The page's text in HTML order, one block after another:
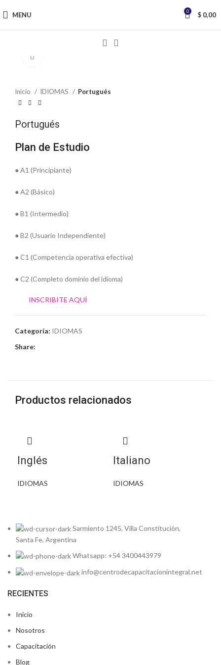
MENU 0 $ 0,00
Inicio IDIOMAS Portugués
Portugués
Plan de Estudio
● A1 (Principiante)
● A2 (Básico)
● B1 (Intermedio)
● B2 (Usuario Independiente)
● C1 (Competencia operativa efectiva)
● C2 (Completo dominio del idioma)
INSCRIBITE AQUÍ
Categoría: IDIOMAS
Share:
Productos relacionados
Inglés
IDIOMAS
Italiano
IDIOMAS
Sarmiento 1245, Villa Constitución,
Santa Fe, Argentina
Whatsapp: +54 3400443979
info@centrodecapacitacionintegral.net
RECIENTES
Inicio
Nosotros
Capacitación
Blog